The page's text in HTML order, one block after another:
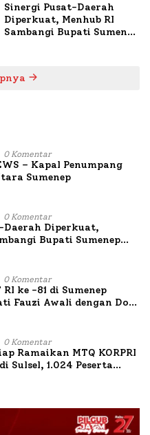
Sinergi Pusat-Daerah
Diperkuat, Menhub RI
Sambangi Bupati Sumenep
0 Komentar
– Kapal Penumpang
Sumenep
0 Komentar
Daerah Diperkuat,
Bupati Sumenep
0 Komentar
ke -81 di Sumenep
Fauzi Awali dengan Doa
0 Komentar
Ramaikan MTQ KORPRI
Sulsel, 1.024 Peserta